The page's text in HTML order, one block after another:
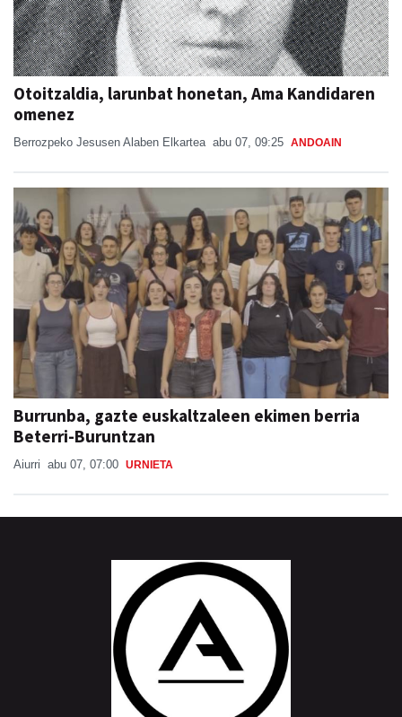
Otoitzaldia, larunbat honetan, Ama Kandidaren
omenez
Berrozpeko Jesusen Alaben Elkartea abu 07, 09:25 ANDOAIN
Burrunba, gazte euskaltzaleen ekimen berria
Beterri-Buruntzan
Aiurri abu 07, 07:00 URNIETA